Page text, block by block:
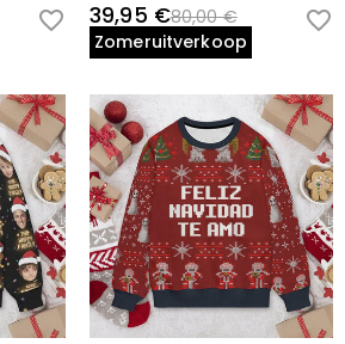
39,95 €80,00 €
Zomeruitverkoop